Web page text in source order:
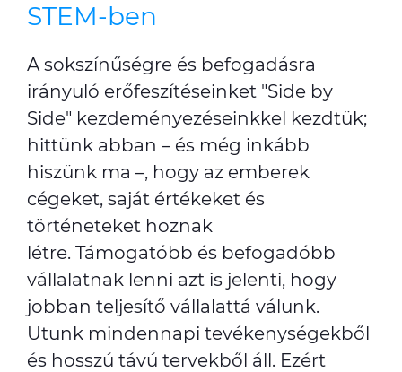
STEM-ben
A sokszínűségre és befogadásra
irányuló erőfeszítéseinket "Side by
Side" kezdeményezéseinkkel kezdtük;
hittünk abban – és még inkább
hiszünk ma –, hogy az emberek
cégeket, saját értékeket és
történeteket hoznak
létre. Támogatóbb és befogadóbb
vállalatnak lenni azt is jelenti, hogy
jobban teljesítő vállalattá válunk.
Utunk mindennapi tevékenységekből
és hosszú távú tervekből áll. Ezért